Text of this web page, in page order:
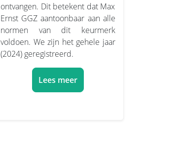
ontvangen. Dit betekent dat Max
Ernst GGZ aantoonbaar aan alle
normen van dit keurmerk
voldoen. We zijn het gehele jaar
(2024) geregistreerd.
Lees meer